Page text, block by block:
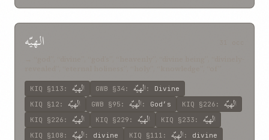
الهيّه
KIQ §113 : الهيّه GWB §34 : الهيّه : Divine
KIQ §12 : الهيّه GWB §95 : الهيّه : God’s KIQ §226 : الهيّه
KIQ §226 : الهيّه KIQ §229 : الهيّه KIQ §233 : الهيّه
KIQ §108 : الهيّه : divine KIQ §111 : الهيّه : divine